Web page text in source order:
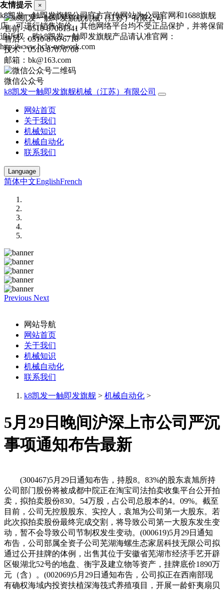
售前：0510-87061341
售后：0510-87076718
技术：0510-87076708
邮箱：bk@163.com
微信公众号
k8凯发一触即发旗舰机械（江苏）有限公司
网站首页
关于我们
机械知识
机械自动化
联系我们
Language
简体中文EnglishFrench
Previous Next
网站导航
网站首页
关于我们
机械知识
机械自动化
联系我们
k8凯发一触即发旗舰 > 机械自动化 >
5月29日晚间沪深上市公司严沉
事项通知布告最新
(300467)5月29日通知布告，持股8。83%的股东袁旭所持
公司部门股份将被成都中院正在淘宝司法拍卖收集平台公开拍
卖，拟拍卖股份830。54万股，占公司总股本的4。09%。截至
目前，公司无控股股东、实控人，袁旭为公司第一大股东。若
此次拟拍卖股份最终完成交割，将导致公司第一大股东发生变
动，暂不会导致公司节制权发生变动。(000619)5月29日通知
布告，公司部属全资子公司芜湖海螺生态家居科技无限公司拟
通过公开挂牌的体例，出售其位于安徽省芜湖市经济手艺开辟
区银湖北52号的地盘、衡宇及建立物等资产，挂牌底价1890万
元（含）。(002069)5月29日通知布告，公司拟正在西南部现
有确权海域内投资扶植深海筏式养殖项目，开展一龄虾夷扇贝
友情提示 ×
k8凯发一触即发旗舰公司官方宣传网站为公司官网和1688旗舰
店，可进行销售询价，其他网络平台均不受正品保护，并将保留
追诉权，购k8凯发一触即发旗舰产品请认准官网：
http://www.hclx-network.com